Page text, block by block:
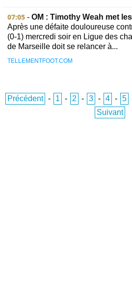
07:05 - OM : Timothy Weah met
Après une défaite douloureuse
(0-1) mercredi soir en Ligue des
de Marseille doit se relancer à...
TELLEMENTFOOT.COM
Précédent - 1 - 2 - 3 - 4 - 5
Suivant